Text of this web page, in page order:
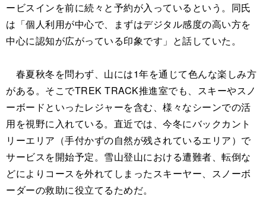
ービスインを前に続々と予約が入っているという。同氏
は「個人利用が中心で、まずはデジタル感度の高い方を
中心に認知が広がっている印象です」と話していた。
春夏秋冬を問わず、山には1年を通じて色んな楽しみ方
がある。そこでTREK TRACK推進室でも、スキーやスノ
ーボードといったレジャーを含む、様々なシーンでの活
用を視野に入れている。直近では、今冬にバックカント
リーエリア（手付かずの自然が残されているエリア）で
サービスを開始予定。雪山登山における遭難者、転倒な
どによりコースを外れてしまったスキーヤー、スノーボ
ーダーの救助に役立てるためだ。